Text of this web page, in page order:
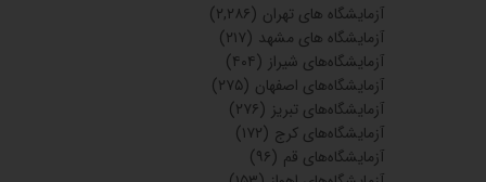
آزمایشگاه‌ های تهران (۲,۲۸۶)
آزمایشگاه های مشهد (۲۱۷)
آزمایشگاه‌های شیراز (۴۰۴)
آزمایشگاه‌های اصفهان (۲۷۵)
آزمایشگاه‌های تبریز (۲۷۶)
آزمایشگاه‌های کرج (۱۷۲)
آزمایشگاه‌های قم (۹۶)